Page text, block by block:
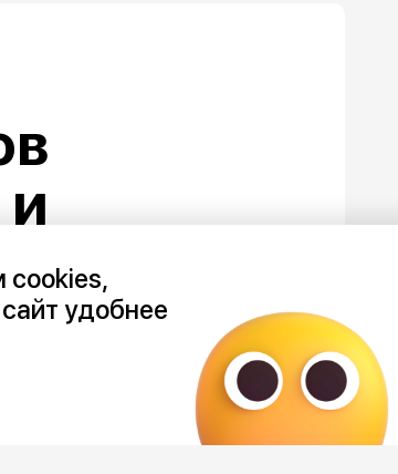
– суд
в
cookies,
удобнее